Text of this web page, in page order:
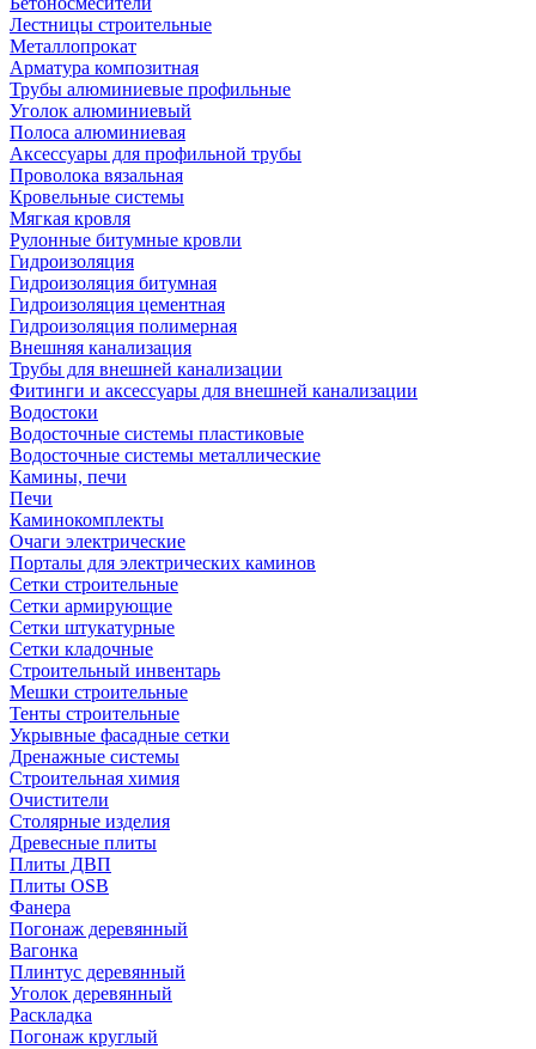
Лестницы строительные
Металлопрокат
Арматура композитная
Трубы алюминиевые профильные
Уголок алюминиевый
Полоса алюминиевая
Аксессуары для профильной трубы
Проволока вязальная
Кровельные системы
Мягкая кровля
Рулонные битумные кровли
Гидроизоляция
Гидроизоляция битумная
Гидроизоляция цементная
Гидроизоляция полимерная
Внешняя канализация
Трубы для внешней канализации
Фитинги и аксессуары для внешней канализации
Водостоки
Водосточные системы пластиковые
Водосточные системы металлические
Камины, печи
Печи
Каминокомплекты
Очаги электрические
Порталы для электрических каминов
Сетки строительные
Сетки армирующие
Сетки штукатурные
Сетки кладочные
Строительный инвентарь
Мешки строительные
Тенты строительные
Укрывные фасадные сетки
Дренажные системы
Строительная химия
Очистители
Столярные изделия
Древесные плиты
Плиты ДВП
Плиты OSB
Фанера
Погонаж деревянный
Вагонка
Плинтус деревянный
Уголок деревянный
Раскладка
Погонаж круглый